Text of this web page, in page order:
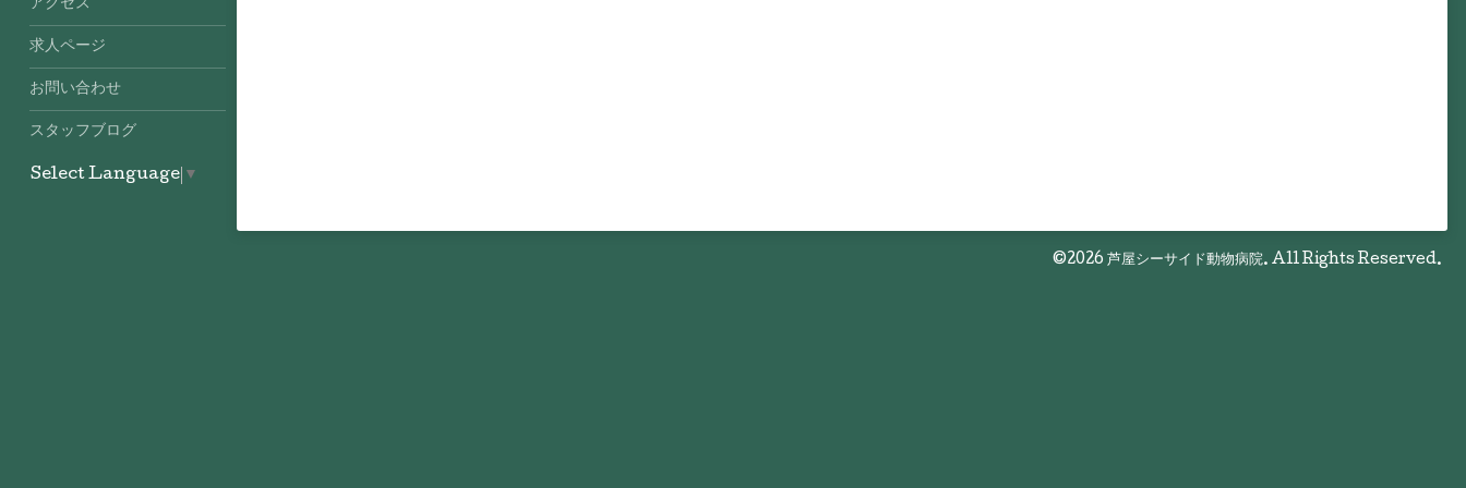
©2026 芦屋シーサイド動物病院. All Rights Reserved.
アクセス
求人ページ
お問い合わせ
スタッフブログ
Select Language ▼